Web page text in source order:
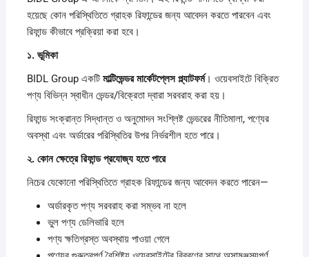
হয়েছে কোন পরিস্থিতিতে গ্রাহক রিফান্ডের জন্য আবেদন করতে পারবেন এবং
রিফান্ড কীভাবে প্রক্রিয়া করা হবে।
১. ভূমিকা
BIDL Group একটি মাল্টিভেন্ডরমার্কেটপ্লেসপ্ল্যাটফর্ম। ওয়েবসাইটে বিক্রিত
পণ্য বিভিন্ন স্বাধীন ভেন্ডর/বিক্রেতা দ্বারা সরবরাহ করা হয়।
রিফান্ড সংক্রান্ত সিদ্ধান্ত ও অনুমোদন সংশ্লিষ্ট ভেন্ডরের নীতিমালা, পণ্যের
অবস্থা এবং অর্ডারের পরিস্থিতির উপর নির্ভরশীল হতে পারে।
২. কোনক্ষেত্রেরিফান্ডপ্রযোজ্যহতেপারে
নিচের যেকোনো পরিস্থিতিতে গ্রাহক রিফান্ডের জন্য আবেদন করতে পারেন—
অর্ডারকৃত পণ্য সরবরাহ করা সম্ভব না হলে
ভুল পণ্য ডেলিভারি হলে
পণ্য ক্ষতিগ্রস্ত অবস্থায় পাওয়া গেলে